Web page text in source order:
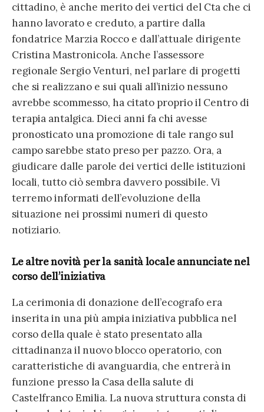
cittadino, è anche merito dei vertici del Cta che ci
hanno lavorato e creduto, a partire dalla
fondatrice Marzia Rocco e dall’attuale dirigente
Cristina Mastronicola. Anche l’assessore
regionale Sergio Venturi, nel parlare di progetti
che si realizzano e sui quali all’inizio nessuno
avrebbe scommesso, ha citato proprio il Centro di
terapia antalgica. Dieci anni fa chi avesse
pronosticato una promozione di tale rango sul
campo sarebbe stato preso per pazzo. Ora, a
giudicare dalle parole dei vertici delle istituzioni
locali, tutto ciò sembra davvero possibile. Vi
terremo informati dell’evoluzione della
situazione nei prossimi numeri di questo
notiziario.
Le altre novità per la sanità locale annunciate nel
corso dell’iniziativa
La cerimonia di donazione dell’ecografo era
inserita in una più ampia iniziativa pubblica nel
corso della quale è stato presentato alla
cittadinanza il nuovo blocco operatorio, con
caratteristiche di avanguardia, che entrerà in
funzione presso la Casa della salute di
Castelfranco Emilia. La nuova struttura consta di